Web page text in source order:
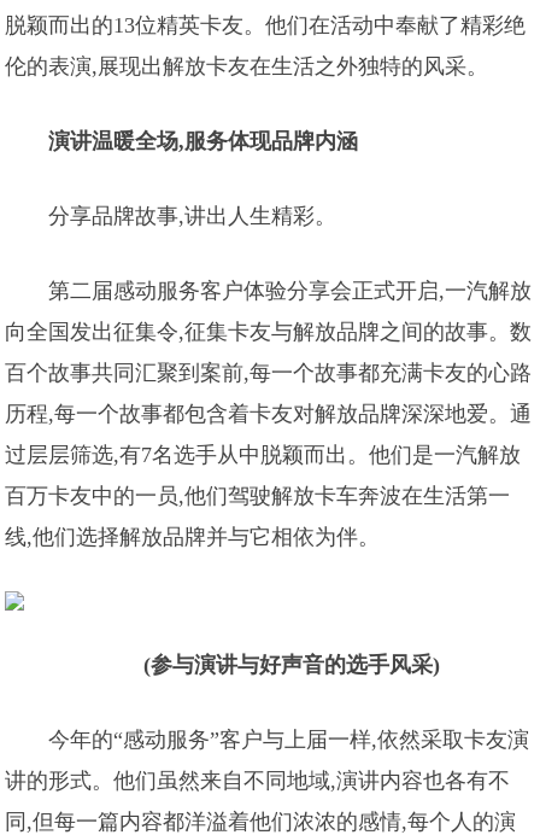
脱颖而出的13位精英卡友。他们在活动中奉献了精彩绝
伦的表演,展现出解放卡友在生活之外独特的风采。
演讲温暖全场,服务体现品牌内涵
分享品牌故事,讲出人生精彩。
第二届感动服务客户体验分享会正式开启,一汽解放
向全国发出征集令,征集卡友与解放品牌之间的故事。数
百个故事共同汇聚到案前,每一个故事都充满卡友的心路
历程,每一个故事都包含着卡友对解放品牌深深地爱。通
过层层筛选,有7名选手从中脱颖而出。他们是一汽解放
百万卡友中的一员,他们驾驶解放卡车奔波在生活第一
线,他们选择解放品牌并与它相依为伴。
(参与演讲与好声音的选手风采)
今年的“感动服务”客户与上届一样,依然采取卡友演
讲的形式。他们虽然来自不同地域,演讲内容也各有不
同,但每一篇内容都洋溢着他们浓浓的感情,每个人的演